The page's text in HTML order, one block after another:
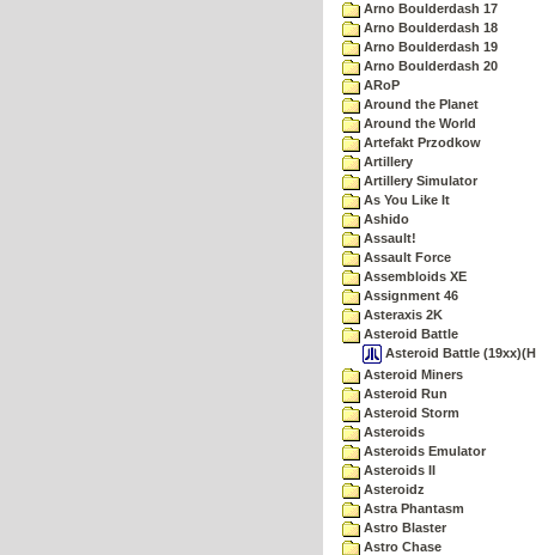
Arno Boulderdash 17
Arno Boulderdash 18
Arno Boulderdash 19
Arno Boulderdash 20
ARoP
Around the Planet
Around the World
Artefakt Przodkow
Artillery
Artillery Simulator
As You Like It
Ashido
Assault!
Assault Force
Assembloids XE
Assignment 46
Asteraxis 2K
Asteroid Battle
Asteroid Battle
Asteroid Miners
Asteroid Run
Asteroid Storm
Asteroids
Asteroids Emulator
Asteroids II
Asteroidz
Astra Phantasm
Astro Blaster
Astro Chase